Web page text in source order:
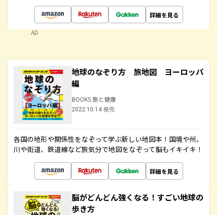
詳細を見る
AD
地球のなぞり方 旅地図 ヨーロッパ
編
BOOKS 旅と健康
2022.10.14 発売
各国の地形や関係性をなぞって学ぶ新しい地図本！国境や州、
川や街道、鉄道線など旅気分で地図をなぞって脳もイキイキ！
詳細を見る
脳がどんどん強くなる！すごい地球の
歩き方